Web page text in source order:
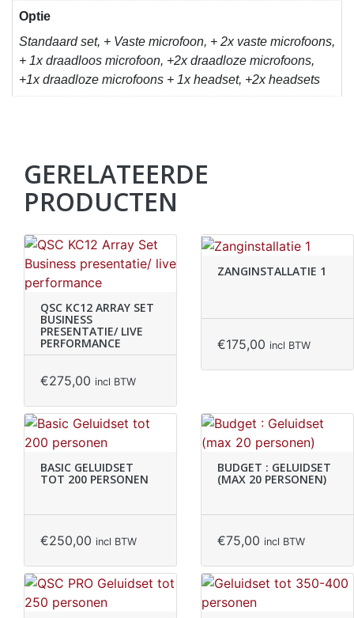
Optie
Standaard set, + Vaste microfoon, + 2x vaste microfoons,
+ 1x draadloos microfoon, +2x draadloze microfoons,
+1x draadloze microfoons + 1x headset, +2x headsets
GERELATEERDE
PRODUCTEN
QSC KC12 ARRAY SET
BUSINESS
PRESENTATIE/ LIVE
PERFORMANCE
€275,00 incl BTW
ZANGINSTALLATIE 1
€175,00 incl BTW
BASIC GELUIDSET
TOT 200 PERSONEN
€250,00 incl BTW
BUDGET : GELUIDSET
(MAX 20 PERSONEN)
€75,00 incl BTW